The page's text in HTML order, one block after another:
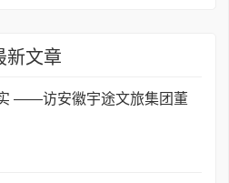
新文章
——访安徽宇途文旅集团董